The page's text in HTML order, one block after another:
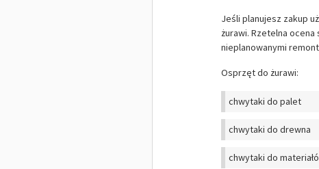
Jeśli planujesz zakup
żurawi. Rzetelna
nieplanowanymi
Osprzęt do żurawi:
chwytaki do palet
chwytaki do drewna
chwytaki do